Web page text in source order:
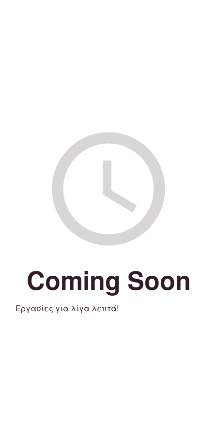
Coming Soon
Εργασίες για λίγα λεπτά!